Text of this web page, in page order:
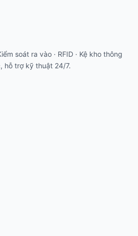
soát ra vào · RFID · Kệ kho thông
hỗ trợ kỹ thuật 24/7.